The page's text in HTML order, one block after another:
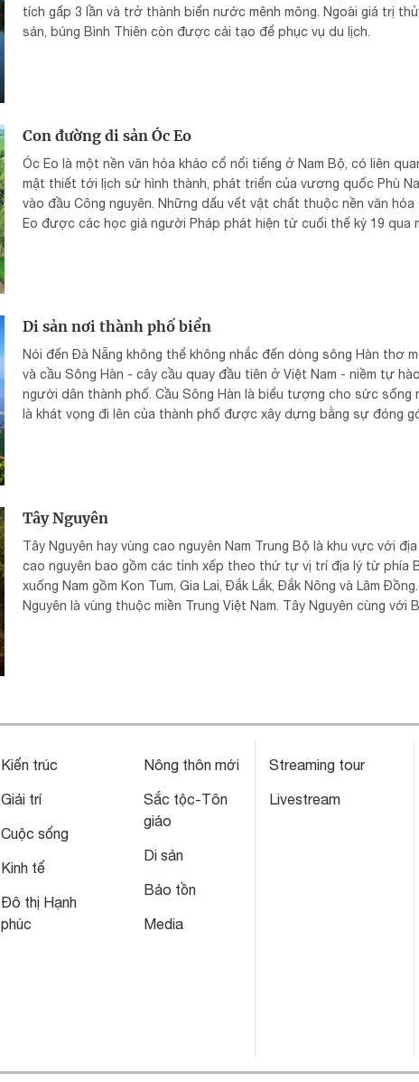
tích gấp 3 lần và trở thành biển nước mênh mông. Ngoài giá trị
sản, búng Bình Thiên còn được cải tạo để phục vụ du lịch.
Con đường di sản Óc Eo
Óc Eo là một nền văn hóa khảo cổ nổi tiếng ở Nam Bộ, có liên
mật thiết tới lịch sử hình thành, phát triển của vương quốc Phù
vào đầu Công nguyên. Những dấu vết vật chất thuộc nền văn hóa
Eo được các học giả người Pháp phát hiện từ cuối thế kỷ 19 qua
Di sản nơi thành phố biển
Nói đến Đà Nẵng không thể không nhắc đến dòng sông Hàn thơ
và cầu Sông Hàn - cây cầu quay đầu tiên ở Việt Nam - niềm tự
người dân thành phố. Cầu Sông Hàn là biểu tượng cho sức sống
là khát vọng đi lên của thành phố được xây dựng bằng sự đóng
Tây Nguyên
Tây Nguyên hay vùng cao nguyên Nam Trung Bộ là khu vực với
cao nguyên bao gồm các tỉnh xếp theo thứ tự vị trí địa lý từ phía
xuống Nam gồm Kon Tum, Gia Lai, Đắk Lắk, Đắk Nông và Lâm
Nguyên là vùng thuộc miền Trung Việt Nam. Tây Nguyên cùng với
Kiến trúc
Giải trí
Cuộc sống
Kinh tế
Đô thị Hạnh
phúc
Nông thôn mới
Sắc tộc-Tôn
giáo
Di sản
Bảo tồn
Media
Streaming tour
Livestream